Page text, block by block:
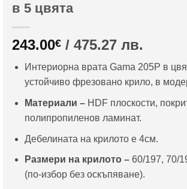
в 5 цвята
243.00€ / 475.27 лв.
Интериорна врата Gama 205P в
устойчиво фрезовано крило, в
Материали –HDF плоскости,
полипропиленов ламинат.
Дебелината на крилото е 4см.
Размери на крилото –60/197, 70/
(по-избор без оскъпяване).